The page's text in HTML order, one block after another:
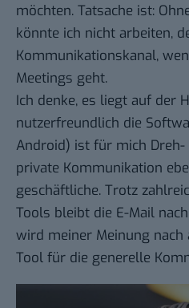
möchten. Tatsache ist:
könnte ich nicht arbeiten,
Kommunikationskanal,
Meetings geht.
Ich denke, es liegt auf der
nutzerfreundlich die
Android) ist für mich
private Kommunikation
geschäftliche. Trotz
Tools bleibt die E-Mail
wird meiner Meinung nach
Tool für die generelle